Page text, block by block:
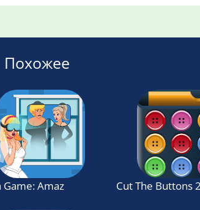
Похожее
Game: Amazing Tricky PuzzlesCut The Buttons 2